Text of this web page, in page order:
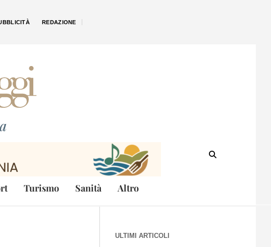
REDAZIONE
Turismo Sanità Altro
ULTIMI ARTICOLI